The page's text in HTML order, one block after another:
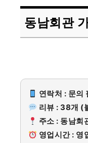
동남회관
연락처 : 문의
리뷰 : 38개 (
주소 : 동남회
영업시간 : 영